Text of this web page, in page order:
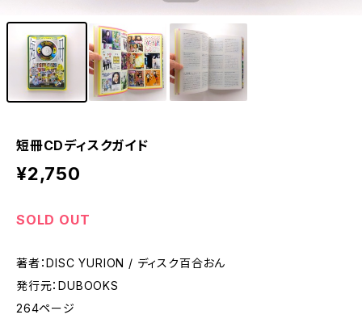
短冊CDディスクガイド
¥2,750
SOLD OUT
著者：DISC YURION / ディスク百合おん
発行元：DUBOOKS
264ページ